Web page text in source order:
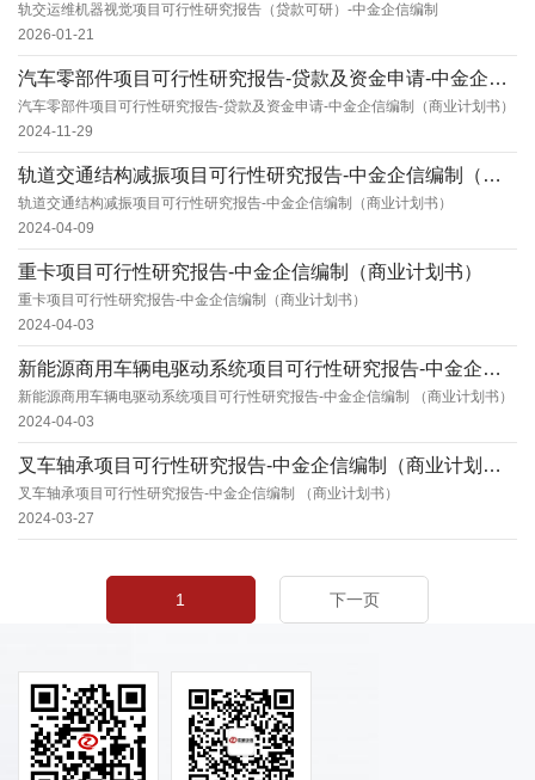
轨交运维机器视觉项目可行性研究报告（贷款可研）-中金企信编制
2026-01-21
汽车零部件项目可行性研究报告-贷款及资金申请-中金企信编制（商业计划书）
汽车零部件项目可行性研究报告-贷款及资金申请-中金企信编制（商业计划书）
2024-11-29
轨道交通结构减振项目可行性研究报告-中金企信编制（商业计划书）
轨道交通结构减振项目可行性研究报告-中金企信编制（商业计划书）
2024-04-09
重卡项目可行性研究报告-中金企信编制（商业计划书）
重卡项目可行性研究报告-中金企信编制（商业计划书）
2024-04-03
新能源商用车辆电驱动系统项目可行性研究报告-中金企信编制（商业计划书）
新能源商用车辆电驱动系统项目可行性研究报告-中金企信编制 （商业计划书）
2024-04-03
叉车轴承项目可行性研究报告-中金企信编制（商业计划书）
叉车轴承项目可行性研究报告-中金企信编制 （商业计划书）
2024-03-27
1 下一页